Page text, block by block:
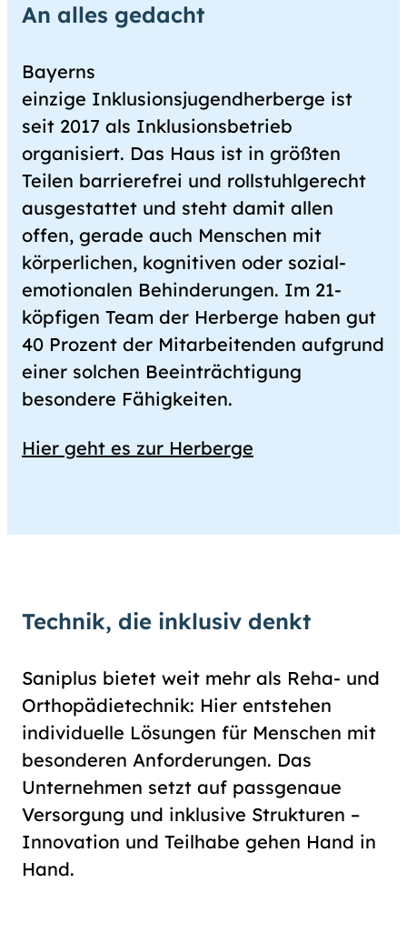
An alles gedacht
Bayerns
einzige Inklusionsjugendherberge ist
seit 2017 als Inklusionsbetrieb
organisiert. Das Haus ist in größten
Teilen barrierefrei und rollstuhlgerecht
ausgestattet und steht damit allen
offen, gerade auch Menschen mit
körperlichen, kognitiven oder sozial-
emotionalen Behinderungen. Im 21-
köpfigen Team der Herberge haben gut
40 Prozent der Mitarbeitenden aufgrund
einer solchen Beeinträchtigung
besondere Fähigkeiten.
Hier geht es zur Herberge
Technik, die inklusiv denkt
Saniplus bietet weit mehr als Reha- und
Orthopädietechnik: Hier entstehen
individuelle Lösungen für Menschen mit
besonderen Anforderungen. Das
Unternehmen setzt auf passgenaue
Versorgung und inklusive Strukturen –
Innovation und Teilhabe gehen Hand in
Hand.